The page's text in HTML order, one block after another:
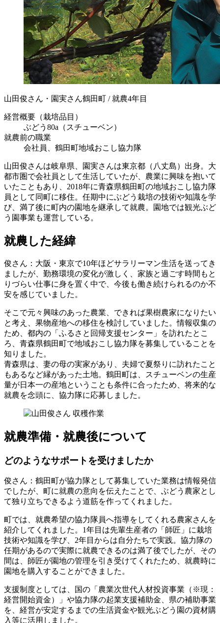
山田俊さん・園実さん鶴田町 / 就農4年目
経営概要（栽培品目）
ぶどう80a（スチューベン）
就農前の職業
会社員、鶴田町地域おこし協力隊
山田俊さんは岐阜県、園実さんは東京都（八丈島）出身。大
都市圏で会社員として生活していたが、農業に興味を抱いて
いたこともあり、2018年に青森県鶴田町の地域おこし協力隊
員として同町に移住。任期中にぶどう栽培の技術や知識を学
び、満了後に町内の園地を継承して就農。園地では観光ぶど
う園事業も運営している。
就農した経緯
俊さん ：大阪・東京で10年ほどサラリーマン生活を送ってき
ましたが、勤務環境の変化が激しく、家族と過ごす時間もと
りづらい仕事に身を置く中で、今後も働き続けられるのか不
安を感じていました。
そこで元々興味のあった農業、できれば果樹農家になりたい
と考え、果物産地への移住を検討していました。情報収集の
ため、都内の「ふるさと回帰支援センター」を訪れたとこ
ろ、青森県鶴田町で地域おこし協力隊を募集していることを
知りました。
青森県は、妻の母の実家があり、夫婦で夏祭りに訪れたこと
もあるなど縁があった土地。鶴田町は、スチューベンの生産
量が日本一の産地ということも条件に合ったため、将来的な
就農を念頭に、協力隊に応募しました。
就農準備・就農後について
どのようなサポートを受けましたか
俊さん ：鶴田町が協力隊として募集していた業務は情報発信
でしたが、町に就農の意向を伝えたことで、ぶどう農家とし
て独り立ちできるよう道筋を作ってくれました。
町では、就農希望の協力隊員へ指導をしてくれる農家さんを
紹介してくれました。1年目は先輩生産者の「師匠」に栽培
技術や知識を学び、2年目からは自分たちで実践。協力隊の
任期があるので実際に就農できるのは満了後でしたが、その
間は、師匠が園地の管理を引き受けてくれたため、就農時に
園地を購入することができました。
支援制度としては、国の「農業次世代人材投資事業（※現：
経営開始資金）」や協力隊の起業支援補助金、県の補助事業
を、経営が安定するまでの生活資金や観光ぶどう園の資材購
入等に活用しました。